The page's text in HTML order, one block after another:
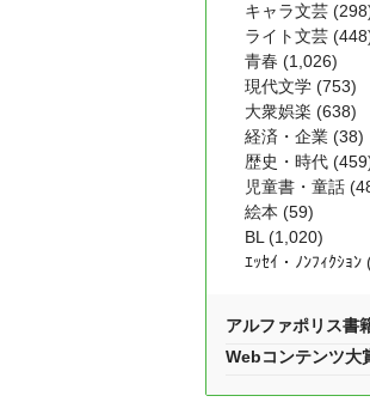
キャラ文芸
ライト文芸
青春 (1,026)
現代文学 (753)
大衆娯楽 (638)
経済・企業 (38)
歴史・時代
児童書・童話
絵本 (59)
BL (1,020)
ｴｯｾｲ・ﾉﾝﾌｨｸｼｮﾝ
アルファポリス書
Webコンテンツ大